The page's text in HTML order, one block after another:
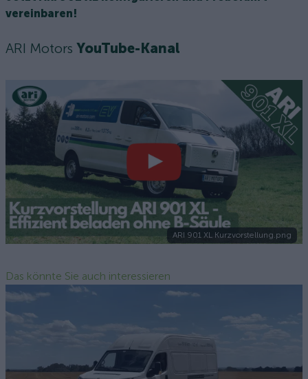
vereinbaren!
ARI Motors YouTube-Kanal
ARI 901 XL Kurzvorstellung.png
Das könnte Sie auch interessieren